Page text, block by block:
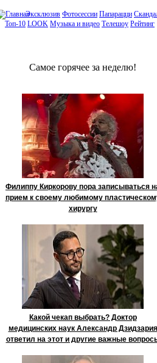
Эксклюзив Фотосессии Папарацци
Топ-10 LOOK Музыка и видео Телешоу Рейтинг
Сaмое гoрячее за неделю!
Филиппу Киркорову пора записываться
прием к своему любимому
хирургу
Какой чекап выбрать? Доктор
медицинских наук Александр Дзидзария
ответил на этот и другие важные